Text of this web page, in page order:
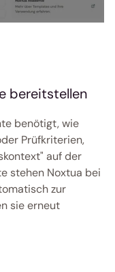
bereitstellen
benötigt, wie
Prüfkriterien,
auf der
stehen Noxtua bei
zur
sie erneut